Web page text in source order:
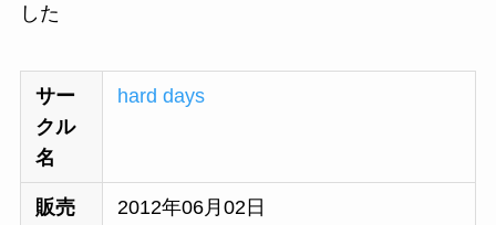
した
サー
クル
名
hard days
販売
2012年06月02日